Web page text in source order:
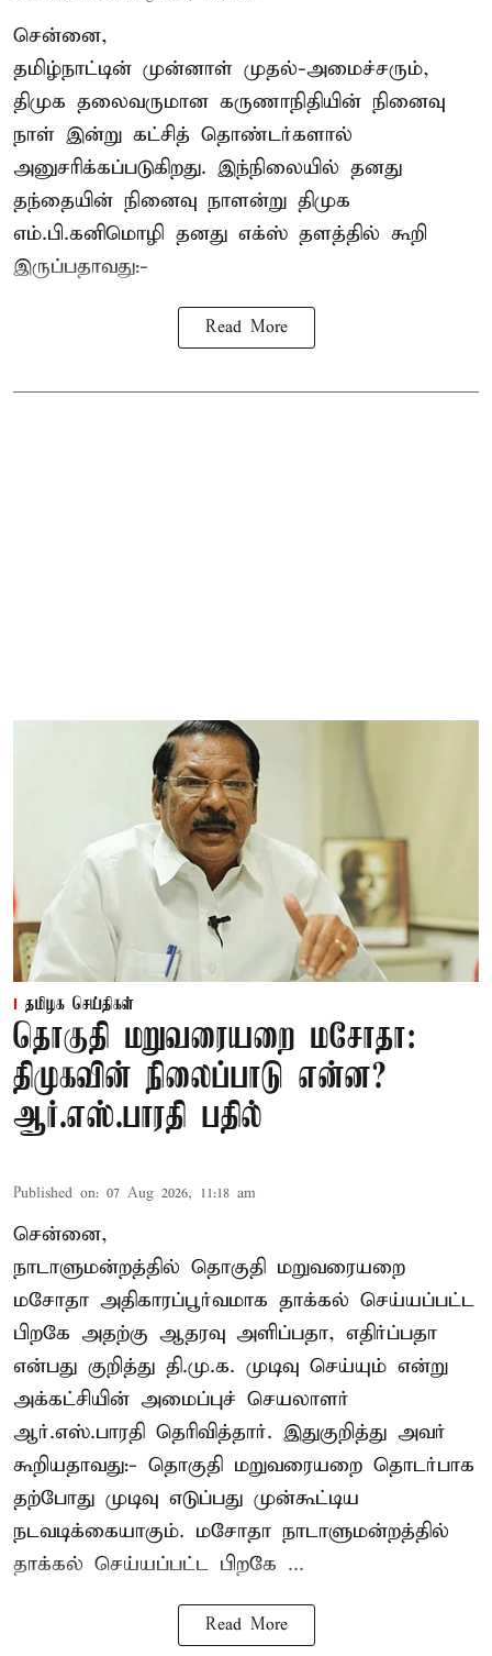
சென்னை,
தமிழ்நாட்டின் முன்னாள் முதல்-அமைச்சரும்,
திமுக தலைவருமான கருணாநிதியின் நினைவு
நாள் இன்று கட்சித் தொண்டர்களால்
அனுசரிக்கப்படுகிறது. இந்நிலையில் தனது
தந்தையின் நினைவு நாளன்று திமுக
எம்.பி.கனிமொழி தனது எக்ஸ் தளத்தில் கூறி
இருப்பதாவது:-
Read More
தமிழக செய்திகள்
தொகுதி மறுவரையறை மசோதா:
திமுகவின் நிலைப்பாடு என்ன?
ஆர்.எஸ்.பாரதி பதில்
Published on: 07 Aug 2026, 11:18 am
சென்னை,
நாடாளுமன்றத்தில் தொகுதி மறுவரையறை
மசோதா அதிகாரப்பூர்வமாக தாக்கல் செய்யப்பட்ட
பிறகே அதற்கு ஆதரவு அளிப்பதா, எதிர்ப்பதா
என்பது குறித்து தி.மு.க. முடிவு செய்யும் என்று
அக்கட்சியின் அமைப்புச் செயலாளர்
ஆர்.எஸ்.பாரதி தெரிவித்தார். இதுகுறித்து அவர்
கூறியதாவது:- தொகுதி மறுவரையறை தொடர்பாக
தற்போது முடிவு எடுப்பது முன்கூட்டிய
நடவடிக்கையாகும். மசோதா நாடாளுமன்றத்தில்
தாக்கல் செய்யப்பட்ட பிறகே ...
Read More